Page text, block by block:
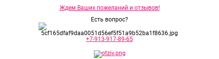
Ждем Ваших пожеланий и отзывов!
Есть вопрос?
+7-913-917-89-65